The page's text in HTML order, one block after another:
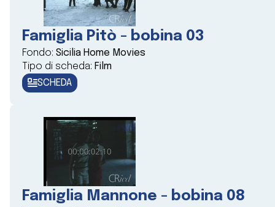
Famiglia Pitò - bobina 03
Fondo: Sicilia Home Movies
Tipo di scheda: Film
SCHEDA
Famiglia Mannone - bobina 08